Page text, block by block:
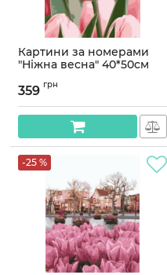
Картини за номерами
"Ніжна весна" 40*50см
359 грн
-25 %